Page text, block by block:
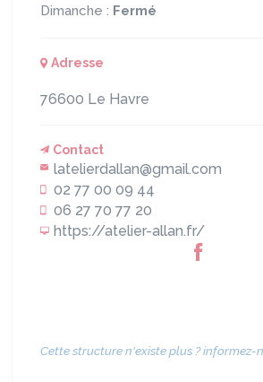
Dimanche : Fermé
Adresse
76600 Le Havre
Contact
latelierdallan@gmail.com
02 77 00 09 44
06 27 70 77 20
https://atelier-allan.fr/
Cette structure n'existe plus ? informez-